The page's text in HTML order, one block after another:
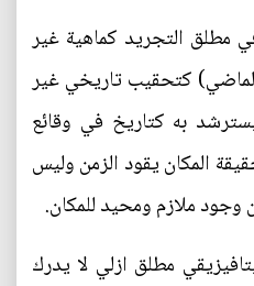
مطلق التجريد كماهية غير
كتحقيب تاريخي غير
به كتاريخ في وقائع
المكان يقود الزمن وليس
ملازم ومحيد للمكان.
مطلق ازلي لا يدرك